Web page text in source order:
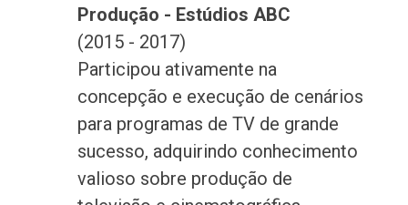
Produção - Estúdios ABC
(2015 - 2017)
Participou ativamente na
concepção e execução de cenários
para programas de TV de grande
sucesso, adquirindo conhecimento
valioso sobre produção de